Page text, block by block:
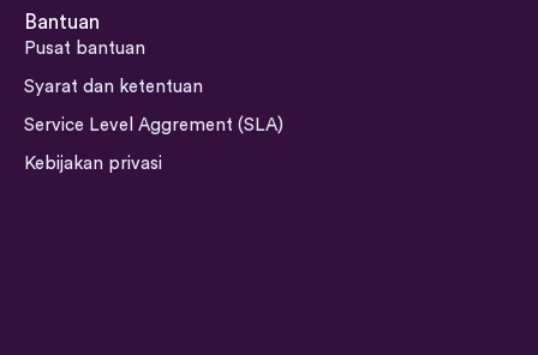
s
t
a
r
a
k
e
i
n
b
o
b
e
Bantuan
Pusat bantuan
Syarat dan ketentuan
Service Level Aggrement (SLA)
Kebijakan privasi